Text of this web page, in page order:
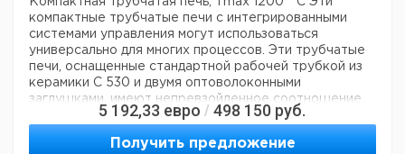
компактные трубчатые печи с интегрированными
системами управления могут использоваться
универсально для многих процессов. Эти трубчатые
печи, оснащенные стандартной рабочей трубкой из
керамики C 530 и двумя оптоволоконными
заглушками, имеют непревзойденное соотношение
цены и качества.? -? Tmax 1200 ° C или 1300 ° C
Однозонный дизайн в стандартной комплектации-
Корпус с двойной оболочкой из листов
5 192,33 евро / 498 150 руб.
Получить предложение